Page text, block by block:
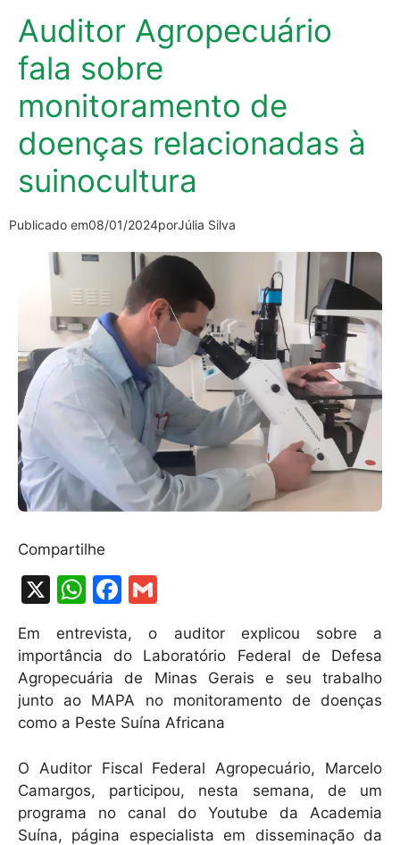
Auditor Agropecuário
fala sobre
monitoramento de
doenças relacionadas à
suinocultura
Publicado em08/01/2024porJúlia Silva
Compartilhe
X
W
at
s
A
p
p
F
c
e
b
o
o
k
ai
l
Em entrevista, o auditor explicou sobre a
importância do Laboratório Federal de Defesa
Agropecuária de Minas Gerais e seu trabalho
junto ao MAPA no monitoramento de doenças
como a Peste Suína Africana
O Auditor Fiscal Federal Agropecuário, Marcelo
Camargos, participou, nesta semana, de um
programa no canal do Youtube da Academia
Suína, página especialista em disseminação da